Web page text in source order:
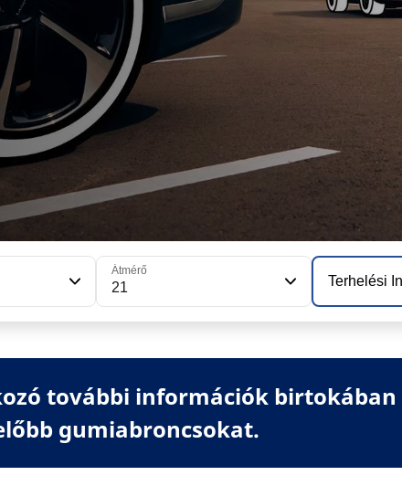
Átmérő
21 Terhelési
további információk
gumiabroncsokat.